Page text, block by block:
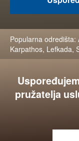
Popularna odredišta:
Karpathos, Lefkada,
pružatelja